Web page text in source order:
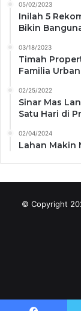
05/02/2023
Inilah 5
Bikin
03/18/2023
Timah
Familia
02/25/2022
Sinar Mas
Satu Hari di
02/04/2024
Lahan Makin
© Copyright